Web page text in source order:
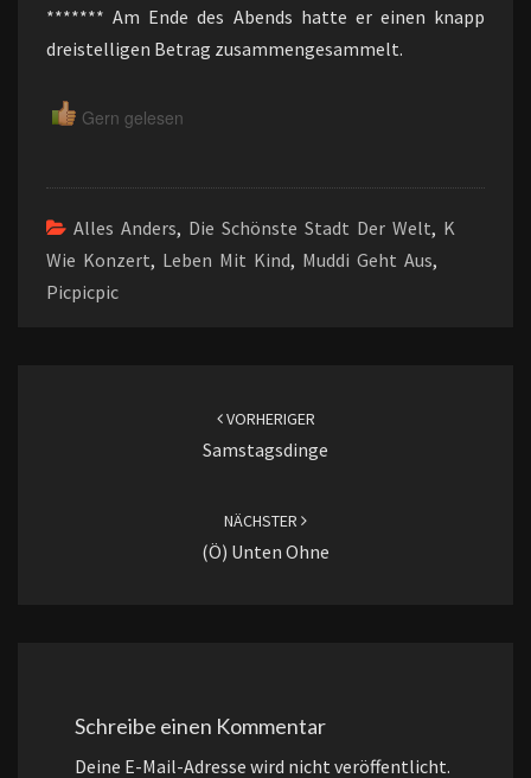
******* Am Ende des Abends hatte er einen knapp
dreistelligen Betrag zusammengesammelt.
Gern gelesen
Alles Anders, Die Schönste Stadt Der Welt, K
Wie Konzert, Leben Mit Kind, Muddi Geht Aus,
Picpicpic
VORHERIGER
Samstagsdinge
NÄCHSTER
(ö) Unten Ohne
Schreibe einen Kommentar
Deine E-Mail-Adresse wird nicht veröffentlicht.